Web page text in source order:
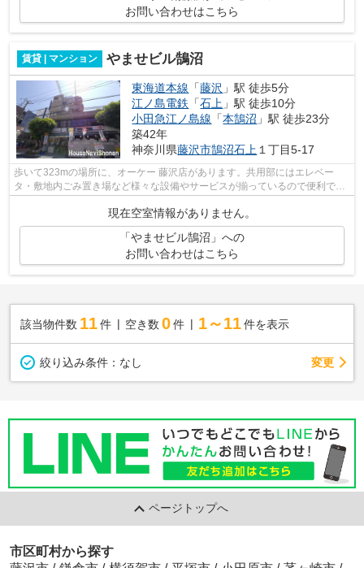
お問い合わせはこちら
賃貸 | マンション やませビル鵠沼
東海道本線 「藤沢 」駅 徒歩5分
江ノ島電鉄 「石上 」駅 徒歩10分
小田急江ノ島線 「本鵠沼 」駅 徒歩23分
築42年
神奈川県藤沢市鵠沼石上１丁目5-17
歩いて323mの場所に、オーケー 藤沢店があります。共用部にはエレベー
タ・敷地内ごみ置き場など様々な設備やサービスが揃っているので便利で
現在空室情報がありません。
「やませビル鵠沼」への
お問い合わせはこちら
該当物件数 11件 空き数 0 件 1～11 件を表示
絞り込み条件： なし 変更
ページトップへ
市区町村から探す